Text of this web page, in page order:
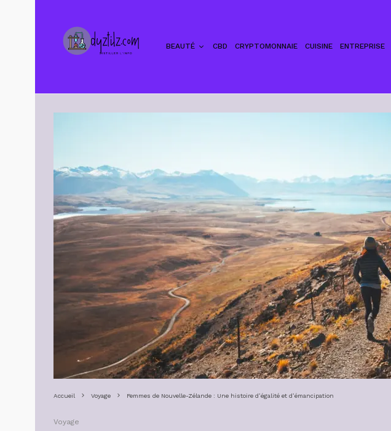
BEAUTÉ CBD CRYPTOMONNAIE CUISINE ENTREPRISE
Accueil Voyage Femmes de Nouvelle-Zélande : Une histoire d’égalité et d’émancipation
Voyage